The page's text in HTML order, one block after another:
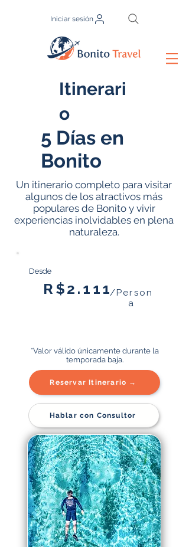
Iniciar sesión
Itinerari
o
5 Días en
Bonito
Un itinerario completo para visitar
algunos de los atractivos más
populares de Bonito y vivir
experiencias inolvidables en plena
naturaleza.
Desde
R$2.111/Person
a
*Valor válido únicamente durante la
temporada baja.
Reservar Itinerario →
Hablar con Consultor